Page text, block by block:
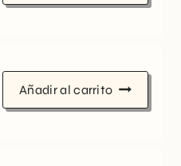
Añadir al carrito